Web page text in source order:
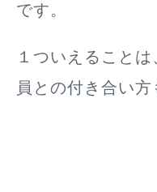
です。
１ついえること
員との付き合い方